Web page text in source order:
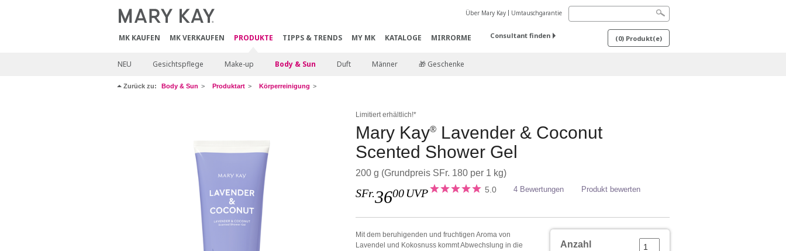
MK KAUFEN MK VERKAUFEN PRODUKTE TIPPS & TRENDS MY MK KATALOGE MIRRORME
Über Mary Kay Umtauschgarantie
Consultant finden (0) Produkt(e)
NEU Gesichtspflege Make-up Body & Sun Duft Männer 🎁 Geschenke
Zurück zu: Body & Sun Produktart Körperreinigung
Limitiert erhältlich!*
Mary Kay® Lavender & Coconut
Scented Shower Gel
200 g (Grundpreis SFr. 180 per 1 kg)
SFr.3600 UVP 5.0 4 Bewertungen Produkt bewerten
Anzahl
Mit dem beruhigenden und fruchtigen Aroma von
Lavendel und Kokosnuss kommt Abwechslung in die